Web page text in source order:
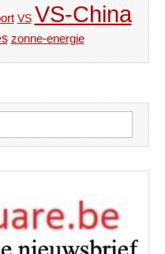
VS VS-China
zonne-energie